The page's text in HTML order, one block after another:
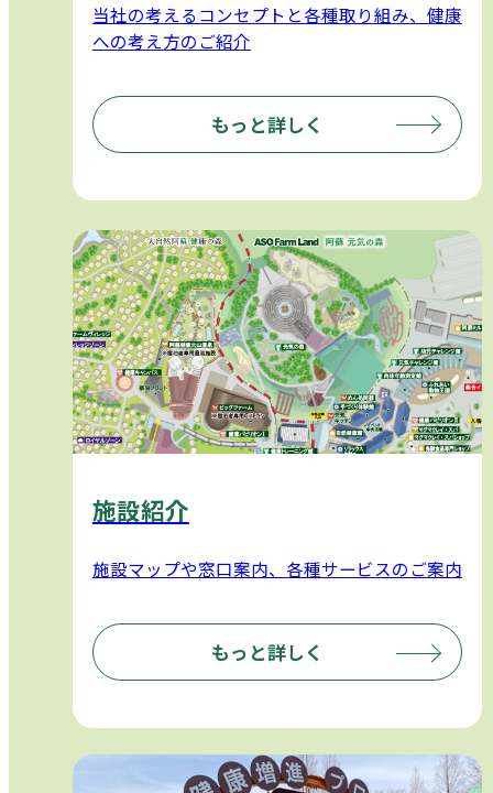
当社の考えるコンセプトと各種取り組み、健康
への考え方のご紹介
もっと詳しく
施設紹介
施設マップや窓口案内、各種サービスのご案内
もっと詳しく